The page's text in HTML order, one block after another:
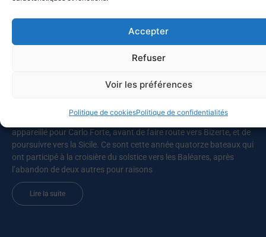
Accepter
Refuser
Voir les préférences
Politique de cookiesPolitique de confidentialités
MED-SOL-26 – Retour au port
à Toulon ? Pas vraiment, puisque deux d’entre eux, Chesapeake et
Castesardo et de rentrer par la Corse, alors que Celtic Legend a
appareillé pour Carlo Forte, avant de faire route vers Bizerte, et de
poursuivre vers la Sicile. Ce sont cette année quatorze bateaux qui
ont participé à la croisière du solstice vers les Baléares, après
l’abandon de deux autres pour raisons
Lire la suite